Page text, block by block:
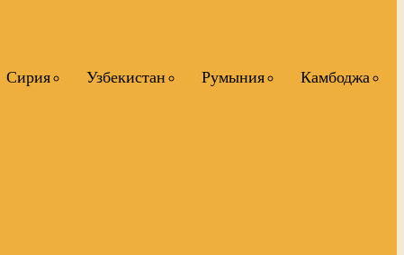
Сирия Узбекистан Румыния Камбоджа